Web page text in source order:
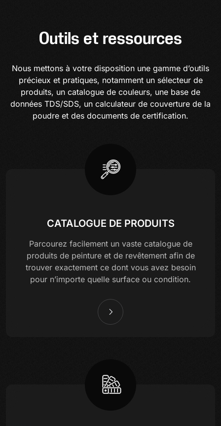
Outils et ressources
Nous mettons à votre disposition une gamme d’outils
précieux et pratiques, notamment un sélecteur de
produits, un catalogue de couleurs, une base de
données TDS/SDS, un calculateur de couverture de la
poudre et des documents de certification.
CATALOGUE DE PRODUITS
Parcourez facilement un vaste catalogue de
produits de peinture et de revêtement afin de
trouver exactement ce dont vous avez besoin
pour n’importe quelle surface ou condition.